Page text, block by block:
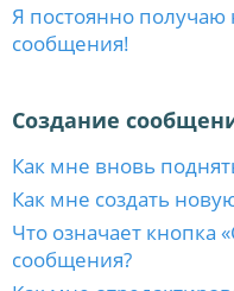
Я постоянно
сообщения!
Создание
Как мне вновь
Как мне создать
Что означает кнопка
сообщения?